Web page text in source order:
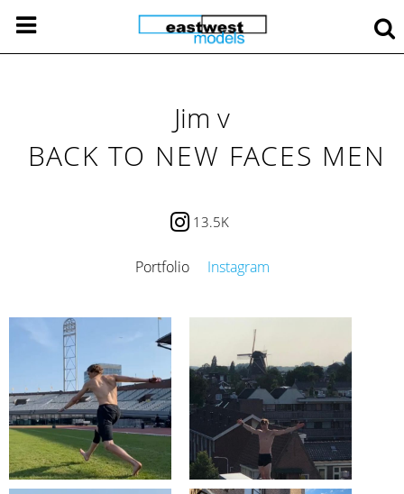
Jim v
BACK TO NEW FACES MEN
13.5K
Portfolio Instagram